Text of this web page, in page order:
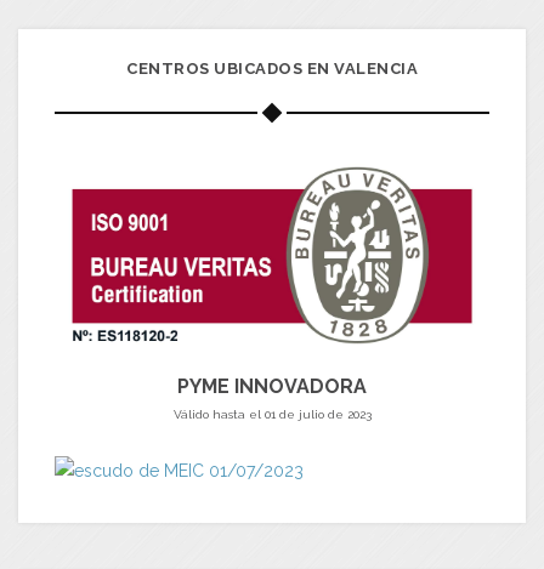
CENTROS UBICADOS EN VALENCIA
PYME INNOVADORA
Válido hasta el 01 de julio de 2023